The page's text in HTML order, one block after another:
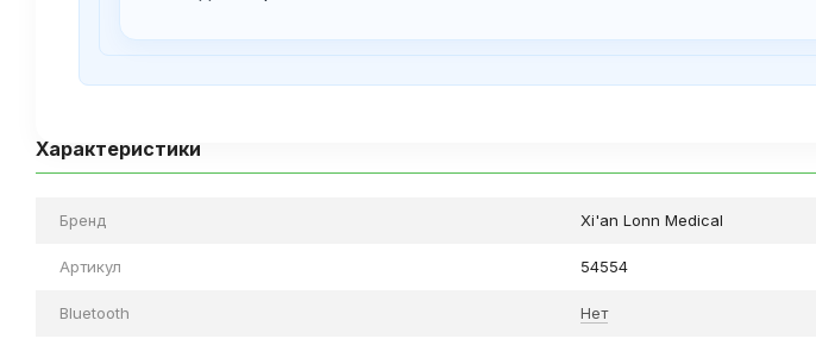
Характеристики
Бренд Xi'an Lonn Medical
Артикул 54554
Bluetooth Нет